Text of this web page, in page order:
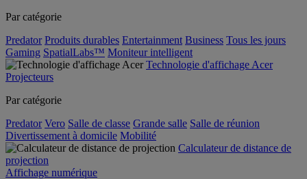
Par catégorie
Predator Produits durables Entertainment Business Tous les jours
Gaming SpatialLabs™ Moniteur intelligent
Technologie d'affichage Acer
Projecteurs
Par catégorie
Predator Vero Salle de classe Grande salle Salle de réunion
Divertissement à domicile Mobilité
Calculateur de distance de
projection
Affichage numérique